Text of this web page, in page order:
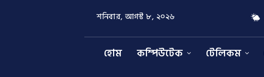
শনিবার, আগস্ট ৮, ২০২৬
হোম কম্পিউটেক টেলিকম